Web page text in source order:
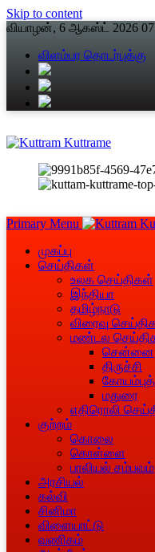
Skip to content
வியாழன், 6 ஆகஸ்ட் 2026
விளம்பர தொடர்புக்கு
Primary Menu
முகப்பு
செய்திகள்
உலக செய்திகள்
இந்தியா
தமிழ்நாடு
விரைவு
மண்டல
சென்னை
திருச்சி
மதுரை
எதிரொலி
குற்றம்
கொலை
கொள்ளை
பாலியல் சம்பவம்
அரசியல்
கல்வி
சினிமா
விளையாட்டு
வணிகம்